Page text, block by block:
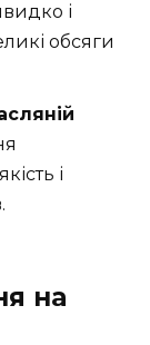
і
обсяги
і
на